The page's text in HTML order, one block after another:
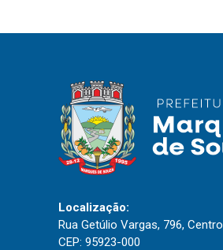
Publicações
Diário Oficial (Novo)
Recursos Humanos
Processo Seletivo
Localização:
Rua Getúlio Vargas, 796, Centro
CEP: 95923-000